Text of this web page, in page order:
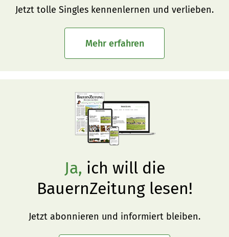
Jetzt tolle Singles kennenlernen und verlieben.
Mehr erfahren
Ja, ich will die
BauernZeitung lesen!
Jetzt abonnieren und informiert bleiben.